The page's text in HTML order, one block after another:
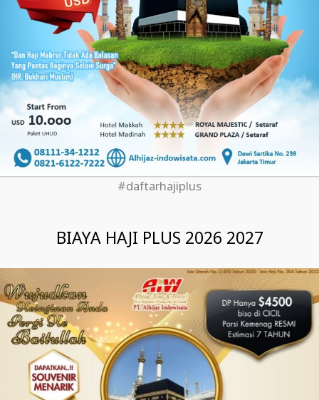
#daftarhajiplus
BIAYA HAJI PLUS 2026 2027